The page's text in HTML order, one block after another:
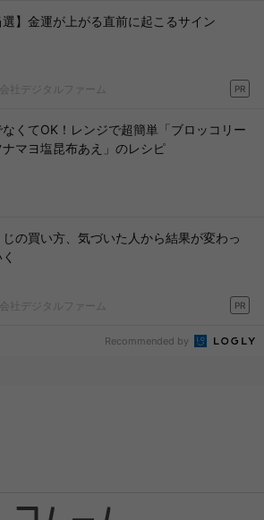
選】金運が上がる直前に起こるサイン
社デジタルファーム PR
くてOK！レンジで超簡単「ブロッコリー
マヨ塩昆布あえ」のレシピ
の買い方、気づいた人から結果が変わっ
社デジタルファーム PR
Recommended by